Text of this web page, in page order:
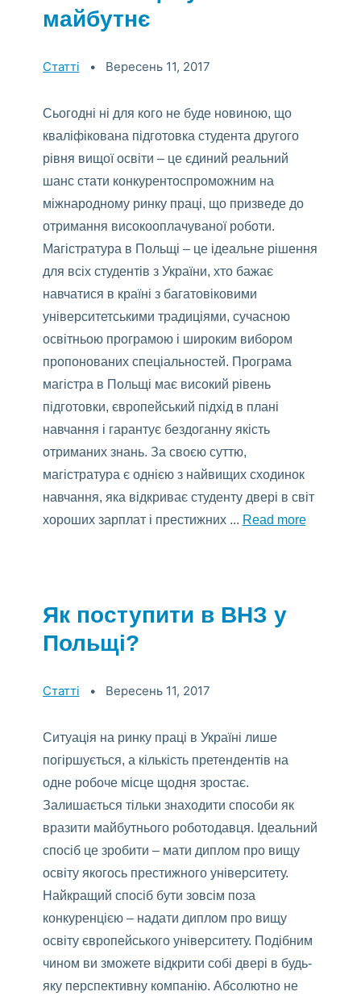
майбутнє
>Categories:
Статті Вересень 11, 2017
Сьогодні ні для кого не буде новиною, що
кваліфікована підготовка студента другого
рівня вищої освіти – це єдиний реальний
шанс стати конкурентоспроможним на
міжнародному ринку праці, що призведе до
отримання високооплачуваної роботи.
Магістратура в Польщі – це ідеальне рішення
для всіх студентів з України, хто бажає
навчатися в країні з багатовіковими
університетськими традиціями, сучасною
освітньою програмою і широким вибором
пропонованих спеціальностей. Програма
магістра в Польщі має високий рівень
підготовки, європейський підхід в плані
навчання і гарантує бездоганну якість
отриманих знань. За своєю суттю,
магістратура є однією з найвищих сходинок
навчання, яка відкриває студенту двері в світ
хороших зарплат і престижних ... Read more
Як поступити в ВНЗ у
Польщі?
>Categories:
Статті Вересень 11, 2017
Ситуація на ринку праці в Україні лише
погіршується, а кількість претендентів на
одне робоче місце щодня зростає.
Залишається тільки знаходити способи як
вразити майбутнього роботодавця. Ідеальний
спосіб це зробити – мати диплом про вищу
освіту якогось престижного університету.
Найкращий спосіб бути зовсім поза
конкуренцією – надати диплом про вищу
освіту європейського університету. Подібним
чином ви зможете відкрити собі двері в будь-
яку перспективну компанію. Абсолютно не